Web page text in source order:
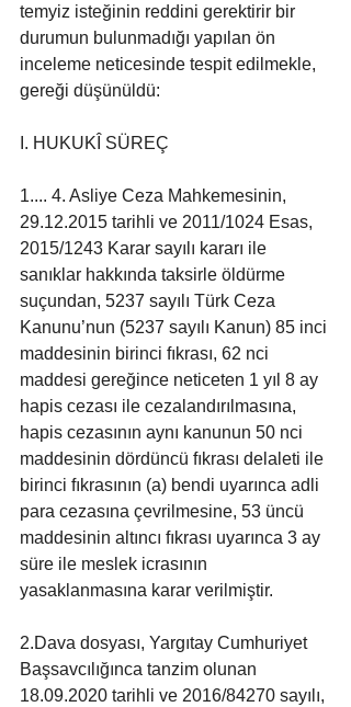
temyiz isteğinin reddini gerektirir bir
durumun bulunmadığı yapılan ön
inceleme neticesinde tespit edilmekle,
gereği düşünüldü:
I. HUKUKÎ SÜREÇ
1.... 4. Asliye Ceza Mahkemesinin,
29.12.2015 tarihli ve 2011/1024 Esas,
2015/1243 Karar sayılı kararı ile
sanıklar hakkında taksirle öldürme
suçundan, 5237 sayılı Türk Ceza
Kanunu’nun (5237 sayılı Kanun) 85 inci
maddesinin birinci fıkrası, 62 nci
maddesi gereğince neticeten 1 yıl 8 ay
hapis cezası ile cezalandırılmasına,
hapis cezasının aynı kanunun 50 nci
maddesinin dördüncü fıkrası delaleti ile
birinci fıkrasının (a) bendi uyarınca adli
para cezasına çevrilmesine, 53 üncü
maddesinin altıncı fıkrası uyarınca 3 ay
süre ile meslek icrasının
yasaklanmasına karar verilmiştir.
2.Dava dosyası, Yargıtay Cumhuriyet
Başsavcılığınca tanzim olunan
18.09.2020 tarihli ve 2016/84270 sayılı,